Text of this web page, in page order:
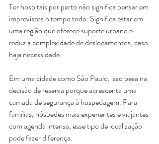
Ter hospitais por perto não significa pensar em
imprevistos o tempo todo. Significa estar em
uma região que oferece suporte urbano e
reduz a complexidade de deslocamentos, caso
haja necessidade.
Em uma cidade como São Paulo, isso pesa na
decisão de reserva porque acrescenta uma
camada de segurança à hospedagem. Para
famílias, hóspedes mais experientes e viajantes
com agenda intensa, esse tipo de localização
pode fazer diferença.